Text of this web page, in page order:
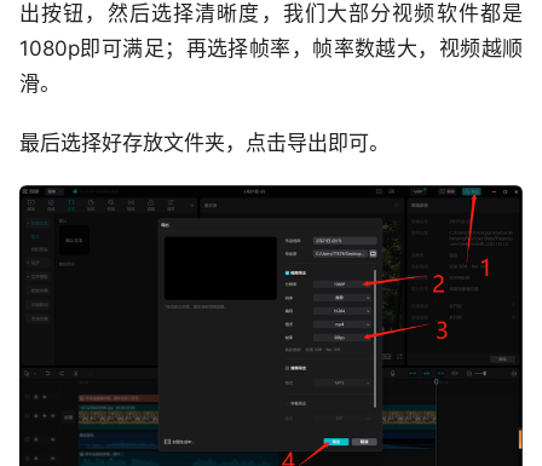
出按钮，然后选择清晰度，我们大部分视频软件都是
1080p即可满足；再选择帧率，帧率数越大，视频越顺
滑。
最后选择好存放文件夹，点击导出即可。